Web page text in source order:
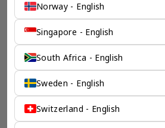
Norway - English
Singapore - English
South Africa - English
Sweden - English
Switzerland - English